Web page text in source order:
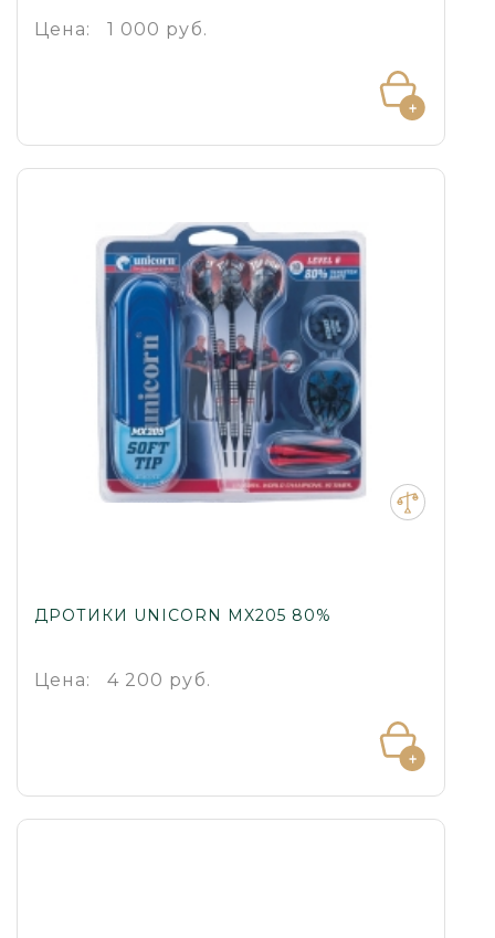
Цена: 1 000 руб.
ДРОТИКИ UNICORN MX205 80%
Цена: 4 200 руб.